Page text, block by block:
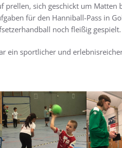
prellen, sich geschickt um Matten
für den Hanniball-Pass in
noch fleißig gespielt.
ein sportlicher und